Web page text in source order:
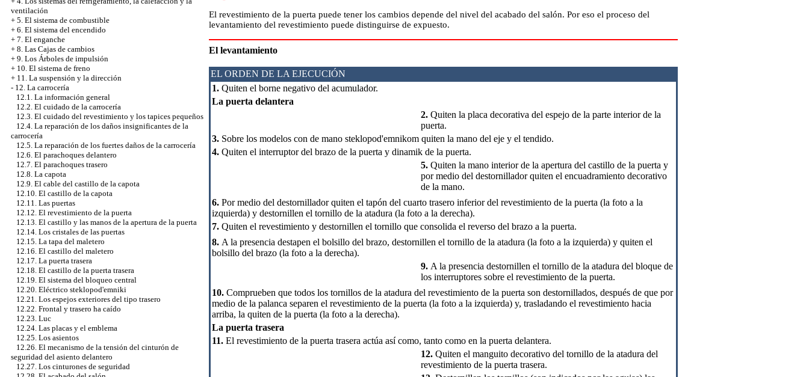
ventilación
+ 5. El sistema de combustible
+ 6. El sistema del encendido
+ 7. El enganche
+ 8. Las Cajas de cambios
+ 9. Los Árboles de impulsión
+ 10. El sistema de freno
+ 11. La suspensión y la dirección
- 12. La carrocería
12.1. La información general
12.2. El cuidado de la carrocería
12.3. El cuidado del revestimiento y los tapices pequeños
12.4. La reparación de los daños insignificantes de la
carrocería
12.5. La reparación de los fuertes daños de la carrocería
12.6. El parachoques delantero
12.7. El parachoques trasero
12.8. La capota
12.9. El cable del castillo de la capota
12.10. El castillo de la capota
12.11. Las puertas
12.12. El revestimiento de la puerta
12.13. El castillo y las manos de la apertura de la puerta
12.14. Los cristales de las puertas
12.15. La tapa del maletero
12.16. El castillo del maletero
12.17. La puerta trasera
12.18. El castillo de la puerta trasera
12.19. El sistema del bloqueo central
12.20. Eléctrico steklopod'emniki
12.21. Los espejos exteriores del tipo trasero
12.22. Frontal y trasero ha caído
12.23. Luc
12.24. Las placas y el emblema
12.25. Los asientos
12.26. El mecanismo de la tensión del cinturón de
seguridad del asiento delantero
12.27. Los cinturones de seguridad
El revestimiento de la puerta puede tener los cambios depende del nivel del acabado del salón. Por eso el proceso del
levantamiento del revestimiento puede distinguirse de expuesto.
El levantamiento
EL ORDEN DE LA EJECUCIÓN
1. Quiten el borne negativo del acumulador.
La puerta delantera
2. Quiten la placa decorativa del espejo de la parte interior de la
puerta.
3. Sobre los modelos con de mano steklopod'emnikom quiten la mano del eje y el tendido.
4. Quiten el interruptor del brazo de la puerta y dinamik de la puerta.
5. Quiten la mano interior de la apertura del castillo de la puerta y
por medio del destornillador quiten el encuadramiento decorativo
de la mano.
6. Por medio del destornillador quiten el tapón del cuarto trasero inferior del revestimiento de la puerta (la foto a la
izquierda) y destornillen el tornillo de la atadura (la foto a la derecha).
7. Quiten el revestimiento y destornillen el tornillo que consolida el reverso del brazo a la puerta.
8. A la presencia destapen el bolsillo del brazo, destornillen el tornillo de la atadura (la foto a la izquierda) y quiten el
bolsillo del brazo (la foto a la derecha).
9. A la presencia destornillen el tornillo de la atadura del bloque de
los interruptores sobre el revestimiento de la puerta.
10. Comprueben que todos los tornillos de la atadura del revestimiento de la puerta son destornillados, después de que por
medio de la palanca separen el revestimiento de la puerta (la foto a la izquierda) y, trasladando el revestimiento hacia
arriba, la quiten de la puerta (la foto a la derecha).
La puerta trasera
11. El revestimiento de la puerta trasera actúa así como, tanto como en la puerta delantera.
12. Quiten el manguito decorativo del tornillo de la atadura del
revestimiento de la puerta trasera.